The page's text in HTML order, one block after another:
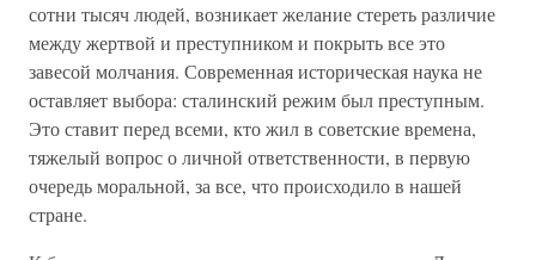
сотни тысяч людей, возникает желание стереть различие
между жертвой и преступником и покрыть все это
завесой молчания. Современная историческая наука не
оставляет выбора: сталинский режим был преступным.
Это ставит перед всеми, кто жил в советские времена,
тяжелый вопрос о личной ответственности, в первую
очередь моральной, за все, что происходило в нашей
стране.